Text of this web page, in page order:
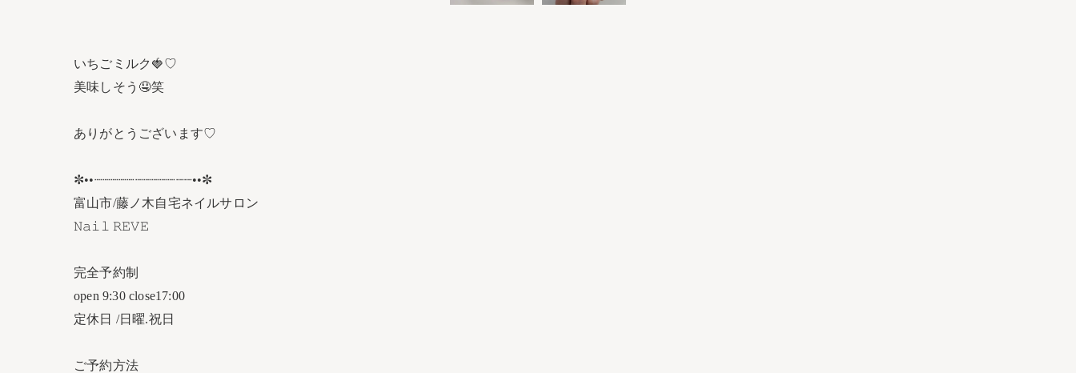
いちごミルク🍓♡
美味しそう🤤笑
ありがとうございます♡
✼••┈┈┈┈┈┈┈┈┈┈┈┈••✼
富山市/藤ノ木自宅ネイルサロン
𝙽𝚊𝚒𝚕 𝚁𝙴𝚅𝙴
完全予約制
open 9:30 close17:00
定休日 /日曜.祝日
ご予約方法